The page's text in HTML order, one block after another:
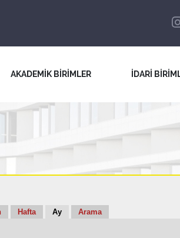
AKADEMİK BİRİMLER İDARİ
Hafta Ay Arama